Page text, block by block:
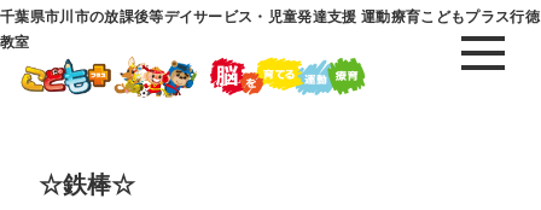
千葉県市川市の放課後等デイサービス・児童発達支援 運動療育こどもプラス行徳
教室
☆鉄棒☆